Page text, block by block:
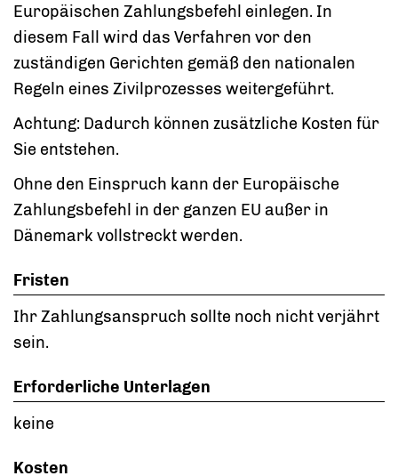
Europäischen Zahlungsbefehl einlegen. In
diesem Fall wird das Verfahren vor den
zuständigen Gerichten gemäß den nationalen
Regeln eines Zivilprozesses weitergeführt.
Achtung: Dadurch können zusätzliche Kosten für
Sie entstehen.
Ohne den Einspruch kann der Europäische
Zahlungsbefehl in der ganzen EU außer in
Dänemark vollstreckt werden.
Fristen
Ihr Zahlungsanspruch sollte noch nicht verjährt
sein.
Erforderliche Unterlagen
keine
Kosten